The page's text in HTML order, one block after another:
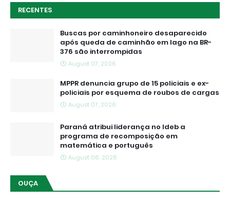
RECENTES
Buscas por caminhoneiro desaparecido
após queda de caminhão em lago na BR-
376 são interrompidas
August 07, 2026
MPPR denuncia grupo de 15 policiais e ex-
policiais por esquema de roubos de cargas
August 07, 2026
Paraná atribui liderança no Ideb a
programa de recomposição em
matemática e português
August 06, 2026
OUÇA